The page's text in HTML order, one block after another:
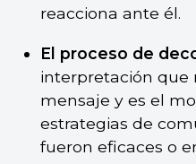
reacciona ante él.
El proceso de
interpretación que
mensaje y es el
estrategias de
fueron eficaces o